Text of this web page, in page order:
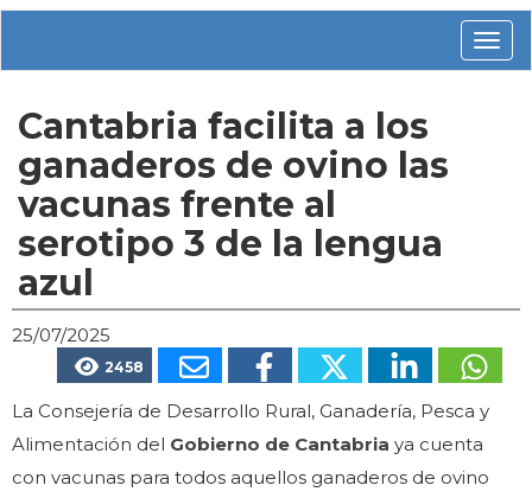
Cantabria facilita a los
ganaderos de ovino las
vacunas frente al
serotipo 3 de la lengua
azul
25/07/2025
2458
La Consejería de Desarrollo Rural, Ganadería, Pesca y
Alimentación del Gobierno de Cantabria ya cuenta
con vacunas para todos aquellos ganaderos de ovino